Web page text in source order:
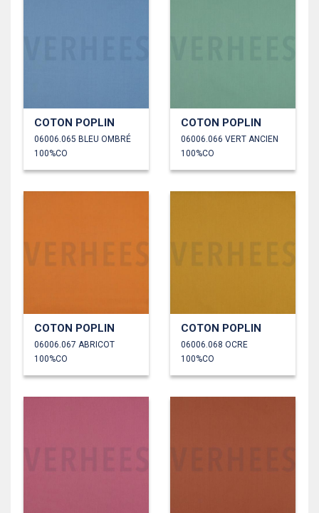
COTON POPLIN
06006.065 BLEU OMBRÉ
100%CO
COTON POPLIN
06006.066 VERT ANCIEN
100%CO
COTON POPLIN
06006.067 ABRICOT
100%CO
COTON POPLIN
06006.068 OCRE
100%CO